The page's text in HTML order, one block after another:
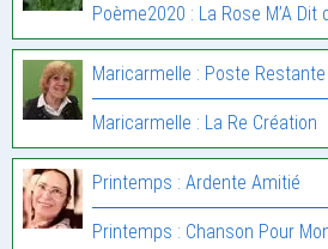
Poème2020 : La Rose M’A
Maricarmelle : Poste Restante
Maricarmelle : La Re Création
Printemps : Ardente Amitié
Printemps : Chanson Pour